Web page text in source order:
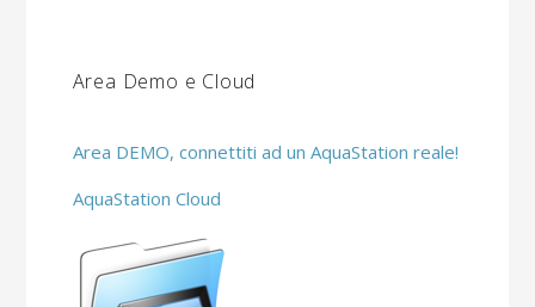
Area Demo e Cloud
Area DEMO, connettiti ad un AquaStation reale!
AquaStation Cloud